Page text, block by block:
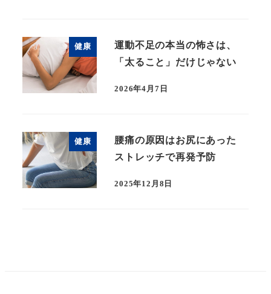
健康
運動不足の本当の怖さは、
「太ること」だけじゃない
2026年4月7日
健康
腰痛の原因はお尻にあった
ストレッチで再発予防
2025年12月8日